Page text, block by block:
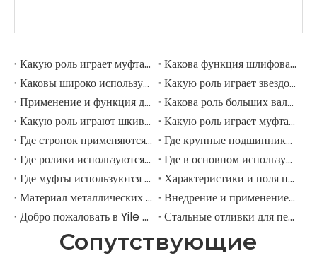
Какую роль играет муфта в шлифовальной мельнице?
Какова функция шлифовальных рулонов в мельнице шлифовации?
Каковы широко используемые аксессуары в шлифовальной мельнице?
Какую роль играет звездочка в горнодобывающем экскаваторе?
Применение и функция дорожных роликов в горнодобывающих экскаваторах
Какова роль больших валов в горнодобывающих экскаваторах?
Какую роль играют шкивы в крупных горнодобывающих экскаваторах?
Какую роль играет муфта в горнодобывающем экскаваторе?
Где стронок применяются в горнодобывающем оборудовании?
Где крупные подшипники применяются в механическом оборудовании?
Где ролики используются в крупномасштабном механическом оборудовании?
Где в основном используются промышленные шкивы?
Где муфты используются в промышленном поле?
Характеристики и поля применения шестерни для елочки
Материал металлических передач
Внедрение и применение прямозубых передач.
Добро пожаловать в Yile Machinery
Стальные отливки для передач
Сопутствующие